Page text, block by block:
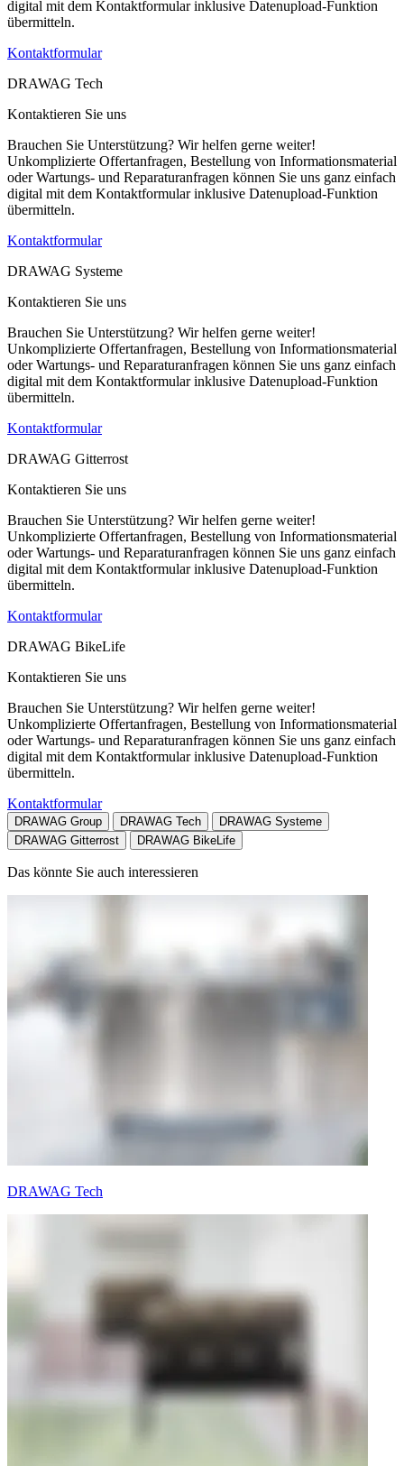
digital mit dem Kontaktformular inklusive Datenupload-Funktion
übermitteln.
Kontaktformular
DRAWAG Tech
Kontaktieren Sie uns
Brauchen Sie Unterstützung? Wir helfen gerne weiter!
Unkomplizierte Offertanfragen, Bestellung von Informationsmaterial
oder Wartungs- und Reparaturanfragen können Sie uns ganz einfach
digital mit dem Kontaktformular inklusive Datenupload-Funktion
übermitteln.
Kontaktformular
DRAWAG Systeme
Kontaktieren Sie uns
Brauchen Sie Unterstützung? Wir helfen gerne weiter!
Unkomplizierte Offertanfragen, Bestellung von Informationsmaterial
oder Wartungs- und Reparaturanfragen können Sie uns ganz einfach
digital mit dem Kontaktformular inklusive Datenupload-Funktion
übermitteln.
Kontaktformular
DRAWAG Gitterrost
Kontaktieren Sie uns
Brauchen Sie Unterstützung? Wir helfen gerne weiter!
Unkomplizierte Offertanfragen, Bestellung von Informationsmaterial
oder Wartungs- und Reparaturanfragen können Sie uns ganz einfach
digital mit dem Kontaktformular inklusive Datenupload-Funktion
übermitteln.
Kontaktformular
DRAWAG BikeLife
Kontaktieren Sie uns
Brauchen Sie Unterstützung? Wir helfen gerne weiter!
Unkomplizierte Offertanfragen, Bestellung von Informationsmaterial
oder Wartungs- und Reparaturanfragen können Sie uns ganz einfach
digital mit dem Kontaktformular inklusive Datenupload-Funktion
übermitteln.
Kontaktformular
DRAWAG Group DRAWAG Tech
DRAWAG Systeme
DRAWAG Gitterrost
DRAWAG BikeLife
Das könnte Sie auch interessieren
DRAWAG Tech